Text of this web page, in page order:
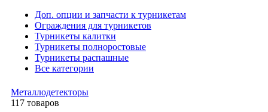
Доп. опции и запчасти к турникетам
Ограждения для турникетов
Турникеты калитки
Турникеты полноростовые
Турникеты распашные
Все категории
Металлодетекторы
117 товаров